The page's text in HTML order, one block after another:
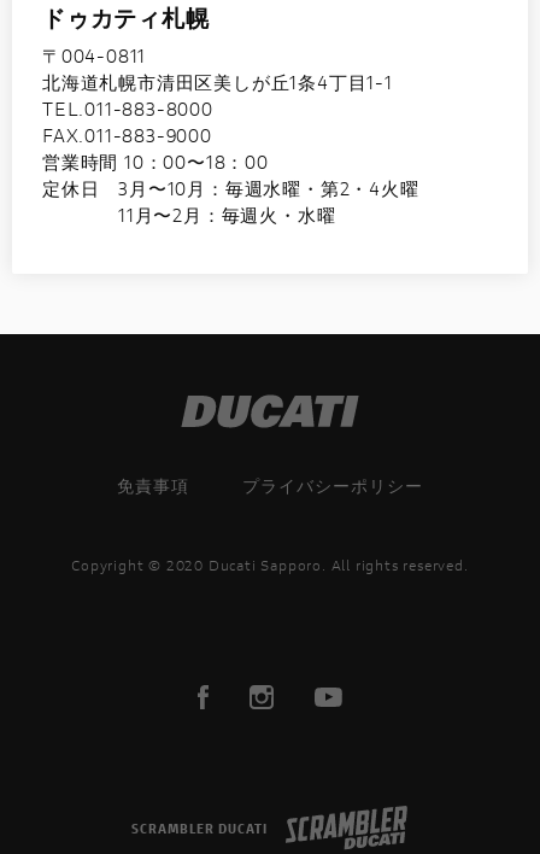
ドゥカティ札幌
〒004-0811
北海道札幌市清田区美しが丘1条4丁目1-1
TEL.011-883-8000
FAX.011-883-9000
営業時間 10：00〜18：00
定休日 3月〜10月：毎週水曜・第2・4火曜
11月〜2月：毎週火・水曜
免責事項 プライバシーポリシー
Copyright © 2020 Ducati Sapporo. All rights reserved.
SCRAMBLER DUCATI